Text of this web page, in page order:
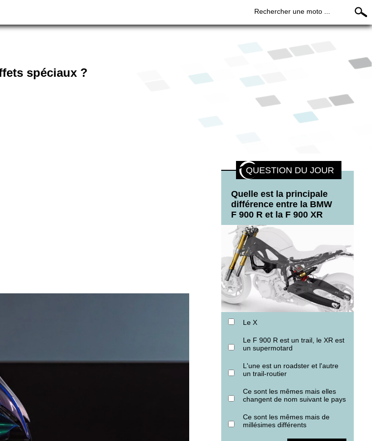
Rechercher une moto ...
spéciaux ?
QUESTION DU JOUR
Quelle est la principale
différence entre la BMW
F 900 R et la F 900 XR
Le X
Le F 900 R est un trail, le XR est
un supermotard
L'une est un roadster et l'autre
un trail-routier
Ce sont les mêmes mais elles
changent de nom suivant le pays
Ce sont les mêmes mais de
millésimes différents